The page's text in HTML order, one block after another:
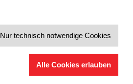
Nur technisch notwendige Cookies
Alle Cookies erlauben